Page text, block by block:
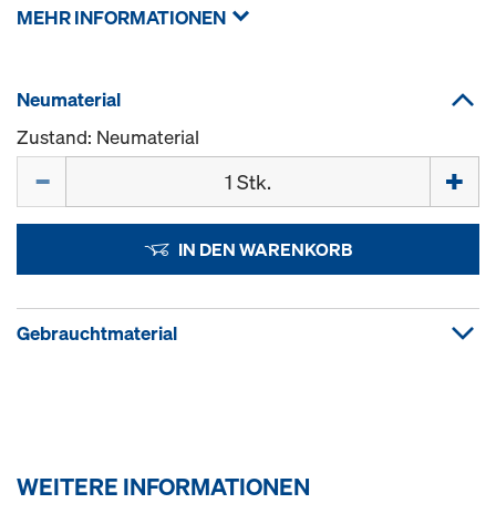
MEHR INFORMATIONEN
Neumaterial
Zustand: Neumaterial
IN DEN WARENKORB
Gebrauchtmaterial
WEITERE INFORMATIONEN